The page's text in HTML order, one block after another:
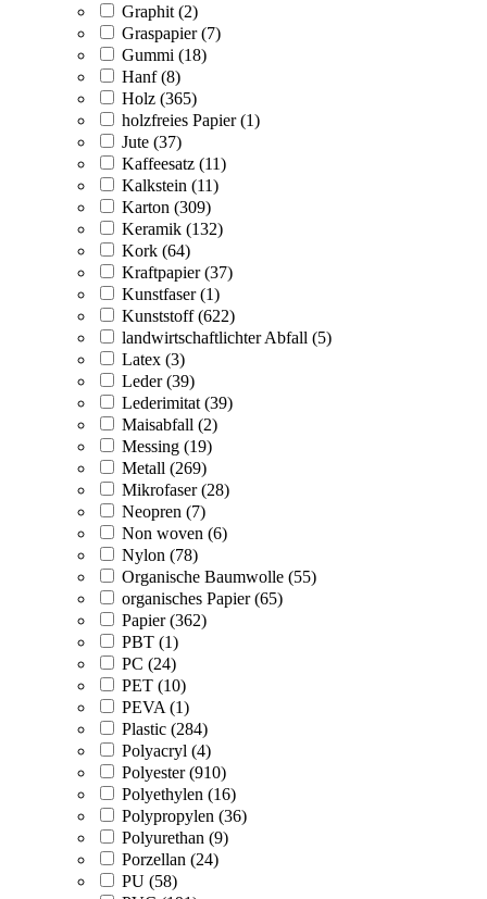
Graphit (2)
Graspapier (7)
Gummi (18)
Hanf (8)
Holz (365)
holzfreies Papier (1)
Jute (37)
Kaffeesatz (11)
Kalkstein (11)
Karton (309)
Keramik (132)
Kork (64)
Kraftpapier (37)
Kunstfaser (1)
Kunststoff (622)
landwirtschaftlichter Abfall (5)
Latex (3)
Leder (39)
Lederimitat (39)
Maisabfall (2)
Messing (19)
Metall (269)
Mikrofaser (28)
Neopren (7)
Non woven (6)
Nylon (78)
Organische Baumwolle (55)
organisches Papier (65)
Papier (362)
PBT (1)
PC (24)
PET (10)
PEVA (1)
Plastic (284)
Polyacryl (4)
Polyester (910)
Polyethylen (16)
Polypropylen (36)
Polyurethan (9)
Porzellan (24)
PU (58)